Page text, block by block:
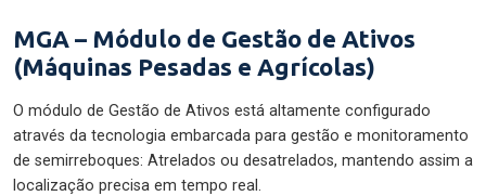
MGA – Módulo de Gestão de Ativos
(Máquinas Pesadas e Agrícolas)
O módulo de Gestão de Ativos está altamente configurado
através da tecnologia embarcada para gestão e monitoramento
de semirreboques: Atrelados ou desatrelados, mantendo assim a
localização precisa em tempo real.